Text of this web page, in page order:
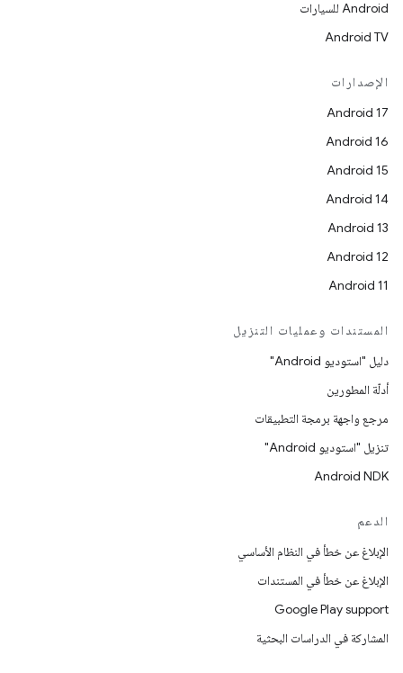
Android للسيارات
Android TV
الإصدارات
Android 17
Android 16
Android 15
Android 14
Android 13
Android 12
Android 11
المستندات وعمليات التنزيل
دليل "استوديو Android"
أدلّة المطورين
مرجع واجهة برمجة التطبيقات
تنزيل "استوديو Android"
Android NDK
الدعم
الإبلاغ عن خطأ في النظام الأساسي
الإبلاغ عن خطأ في المستندات
Google Play support
المشاركة في الدراسات البحثية